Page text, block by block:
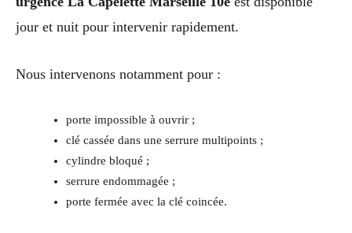
jour et nuit pour intervenir rapidement.
Nous intervenons notamment pour :
porte impossible à ouvrir ;
clé cassée dans une serrure multipoints ;
cylindre bloqué ;
serrure endommagée ;
porte fermée avec la clé coincée.